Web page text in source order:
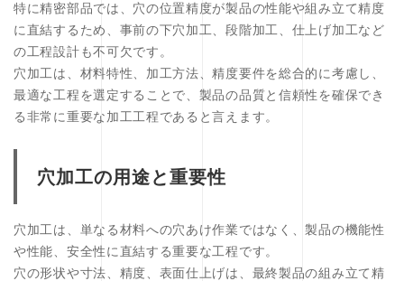
特に精密部品では、穴の位置精度が製品の性能や組み立て精度
に直結するため、事前の下穴加工、段階加工、仕上げ加工など
の工程設計も不可欠です。
穴加工は、材料特性、加工方法、精度要件を総合的に考慮し、
最適な工程を選定することで、製品の品質と信頼性を確保でき
る非常に重要な加工工程であると言えます。
穴加工の用途と重要性
穴加工は、単なる材料への穴あけ作業ではなく、製品の機能性
や性能、安全性に直結する重要な工程です。
穴の形状や寸法、精度、表面仕上げは、最終製品の組み立て精